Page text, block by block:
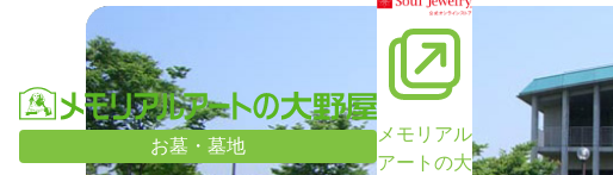
お墓・墓地
メモリアル
アートの大